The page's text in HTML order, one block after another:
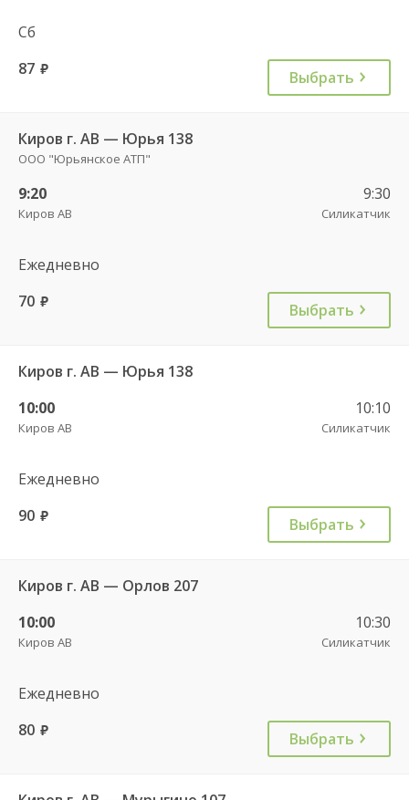
Сб
87 руб. Выбрать
Киров г. АВ — Юрья 138
ООО "Юрьянское АТП"
9:20
Киров АВ
9:30
Силикатчик
Ежедневно
70 руб. Выбрать
Киров г. АВ — Юрья 138
10:00
Киров АВ
10:10
Силикатчик
Ежедневно
90 руб. Выбрать
Киров г. АВ — Орлов 207
10:00
Киров АВ
10:30
Силикатчик
Ежедневно
80 руб. Выбрать